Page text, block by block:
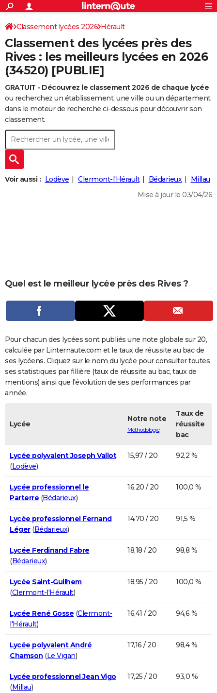
ACTUALITÉS
Politique
Société
Faits Divers
Education
Monde
Villes
+
SPORT
Coupe du monde 2026
Football
Tennis
Cyclisme
Rugby
Forum
CULTURE
Programme TV
TNT
Streaming
Cinéma
Sorties cinéma
Musique
+
FINANCE
Retraite
Impôts
Epargne
Immobilier
Risques naturels par ville
Banque
Assurance
Crédit
AUTO
Essais
Réserver un essai
Citadines
Berlines
SUV
Forum auto
+
HIGH-TECH
BRICOLAGE
Forum
Aménagement intérieur
Extérieur
Cuisine
Salle de bains
Jardinage
Rangement
+WEEK-END
Guides de France
Escapades
Patrimoine
Expositions
Musées
Week-end nature
+
LIFESTYLE
CARTE DE VOEUX
Carte de Noël
Carte Bonne année
Carte Saint-Valentin
Carte Pâques
Carte d'anniversaire
DICTIONNAIRE
COPAINS D'AVANT
S'inscrire
Se connecter
Lycées
Collèges
Primaires
Universités
Entreprises
Service militaire
Avis de recherche
AVIS DE DÉCÈS
FORUM
S'inscrire
Connexion
Classement lycées 2026 Hérault
Classement des lycées près des
Rives : les meilleurs lycées en 2026
(34520) [PUBLIE]
GRATUIT - Découvrez le classement 2026 de chaque lycée
ou recherchez un établissement, une ville ou un département
dans le moteur de recherche ci-dessous pour découvrir son
classement.
Voir aussi : Lodève Clermont-l'Hérault Bédarieux
Millau
Mise à jour le 03/04/26
Quel est le meilleur lycée près des Rives ?
Pour chacun des lycées sont publiés une note globale sur 20,
calculée par Linternaute.com et le taux de réussite au bac de
ses lycéens. Cliquez sur le nom du lycée pour consulter toutes
ses statistiques par fillière (taux de réussite au bac, taux de
mentions) ainsi que l'évolution de ses performances par
année.
Lycée
Notre note
Méthodologie
Taux de
réussite
bac
Lycée polyvalent Joseph Vallot
(Lodève)
15,97 / 20 92,2 %
Lycée professionnel le
Parterre (Bédarieux)
16,20 / 20 100,0 %
Lycée professionnel Fernand
Léger(Bédarieux)
14,70 / 20 91,5 %
Lycée Ferdinand Fabre
(Bédarieux)
18,18 / 20 98,8 %
Lycée Saint-Guilhem
(Clermont-l'Hérault)
18,95 / 20 100,0 %
Lycée René Gosse (Clermont-
l'Hérault)
16,41 / 20 94,6 %
Lycée polyvalent André
Chamson (Le Vigan)
17,16 / 20 98,4 %
Lycée professionnel Jean Vigo
(Millau)
17,25 / 20 93,0 %